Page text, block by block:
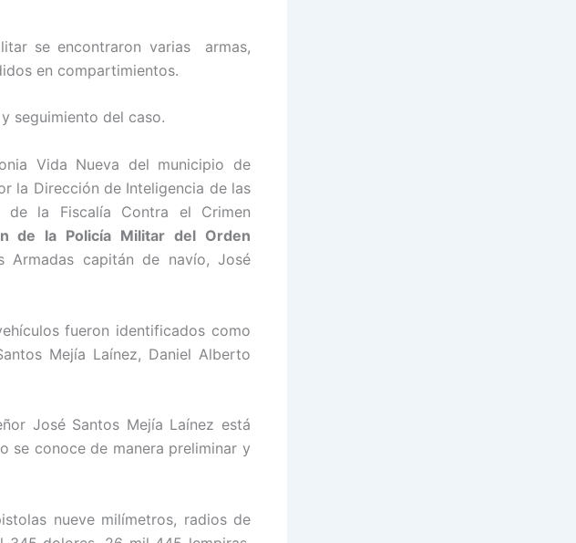
se encontraron varias armas,
en compartimientos.
seguimiento del caso.
Vida Nueva del municipio de
la Dirección de Inteligencia de las
de la Fiscalía Contra el Crimen
de la Policía Militar del Orden
capitán de navío, José
fueron identificados como
Mejía Laínez, Daniel Alberto
José Santos Mejía Laínez está
se conoce de manera preliminar y
nueve milímetros, radios de